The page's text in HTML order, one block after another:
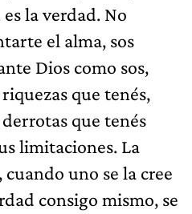
la verdad. No
el alma, sos
Dios como sos,
que tenés,
que tenés
limitaciones. La
uno se la cree
consigo mismo, se